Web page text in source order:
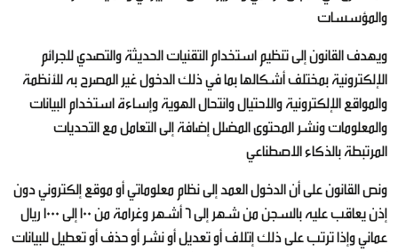
والمؤسسات
ويهدف القانون إلى تنظيم استخدام التقنيات الحديثة والتصدي للجرائم
الإلكترونية بمختلف أشكالها بما في ذلك الدخول غير المصرح به للأنظمة
والمواقع الإلكترونية والاحتيال وانتحال الهوية وإساءة استخدام البيانات
والمعلومات ونشر المحتوى المضلل إضافة إلى التعامل مع التحديات
المرتبطة بالذكاء الاصطناعي
ونص القانون على أن الدخول العمد إلى نظام معلوماتي أو موقع إلكتروني دون
إذن يعاقب عليه بالسجن من شهر إلى 6 أشهر وغرامة من 100 إلى 1000 ريال
عماني وإذا ترتب على ذلك إتلاف أو تعديل أو نشر أو حذف أو تعطيل للبيانات